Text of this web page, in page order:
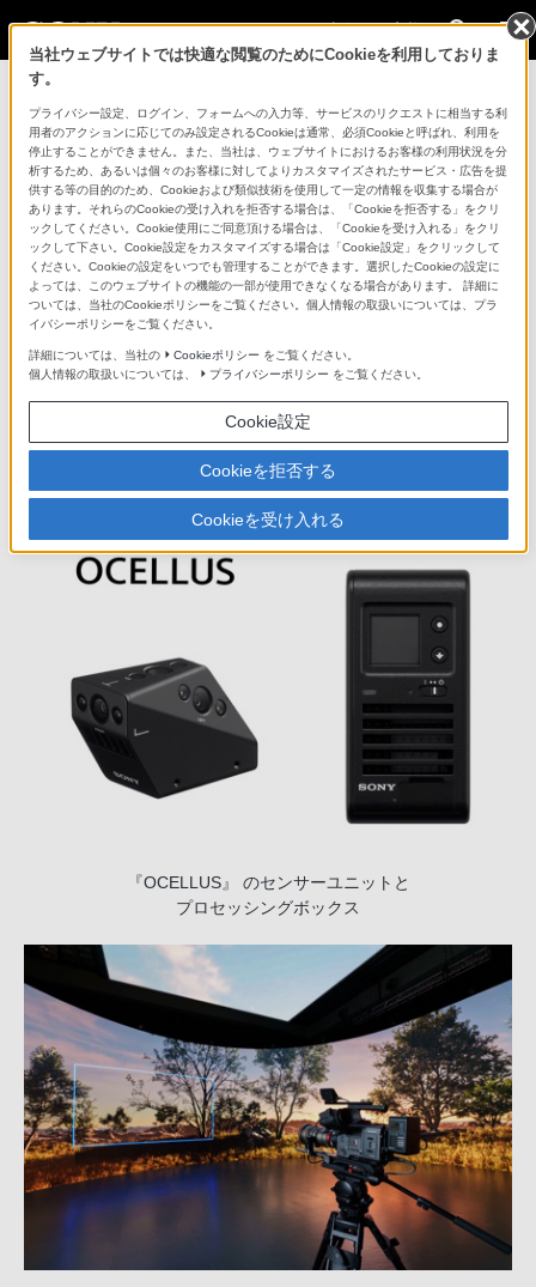
法人のお客様
2025年3月19日
2025年9月1日改訂
新商品
複数センサーにより安定したマーカーレストラッ
キングを屋内外で実現
バーチャルプロダクションなどの空間コンテンツ
制作を効率化する
カメラトラッキングシステム『OCELLUS』発売
『OCELLUS』 のセンサーユニットと
プロセッシングボックス
当社ウェブサイトでは快適な閲覧のためにCookieを利用しておりま
す。
プライバシー設定、ログイン、フォームへの入力等、サービスのリクエストに相当する利
用者のアクションに応じてのみ設定されるCookieは通常、必須Cookieと呼ばれ、利用を
停止することができません。また、当社は、ウェブサイトにおけるお客様の利用状況を分
析するため、あるいは個々のお客様に対してよりカスタマイズされたサービス・広告を提
供する等の目的のため、Cookieおよび類似技術を使用して一定の情報を収集する場合が
あります。それらのCookieの受け入れを拒否する場合は、「Cookieを拒否する」をクリ
ックしてください。Cookie使用にご同意頂ける場合は、「Cookieを受け入れる」をクリ
ックして下さい。Cookie設定をカスタマイズする場合は「Cookie設定」をクリックして
ください。Cookieの設定をいつでも管理することができます。選択したCookieの設定に
よっては、このウェブサイトの機能の一部が使用できなくなる場合があります。 詳細に
ついては、当社のCookieポリシーをご覧ください。個人情報の取扱いについては、プラ
イバシーポリシーをご覧ください。
詳細については、当社の Cookieポリシー をご覧ください。
個人情報の取扱いについては、
プライバシーポリシー をご覧ください。
Cookie設定
Cookieを拒否する
Cookieを受け入れる